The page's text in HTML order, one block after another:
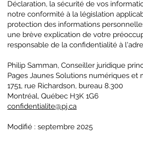
Déclaration, la sécurité de vos
notre conformité à la législation
protection des informations
une brève explication de votre
responsable de la confidentialité à
Philip Samman, Conseiller juridique
Pages Jaunes Solutions numériques et
1751, rue Richardson, bureau 8.300
Montréal, Québec H3K 1G6
confidentialite@pj.ca
Modifié : septembre 2025